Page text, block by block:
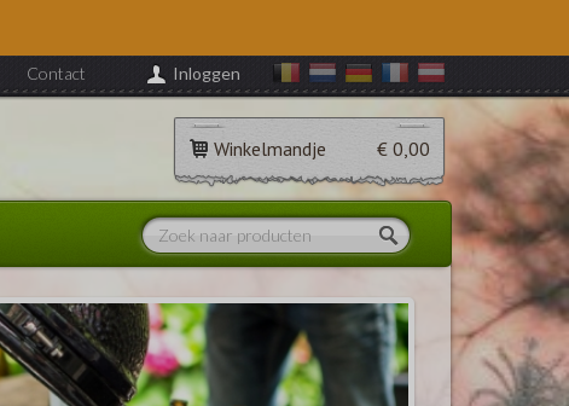
Contact Inloggen
Winkelmandje € 0,00